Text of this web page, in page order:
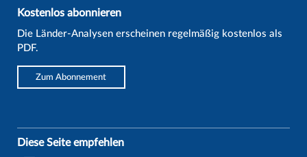
Kostenlos abonnieren
Die Länder-Analysen erscheinen regelmäßig kostenlos als
PDF.
Zum Abonnement
Diese Seite empfehlen